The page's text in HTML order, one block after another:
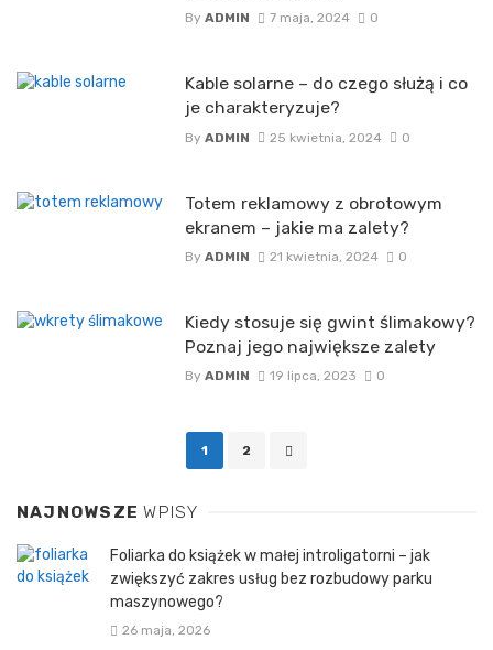
By ADMIN 7 maja, 2024 0
Kable solarne – do czego służą i co
je charakteryzuje?
By ADMIN 25 kwietnia, 2024 0
Totem reklamowy z obrotowym
ekranem – jakie ma zalety?
By ADMIN 21 kwietnia, 2024 0
Kiedy stosuje się gwint ślimakowy?
Poznaj jego największe zalety
By ADMIN 19 lipca, 2023 0
1 2
NAJNOWSZEWPISY
Foliarka do książek w małej introligatorni – jak
zwiększyć zakres usług bez rozbudowy parku
maszynowego?
26 maja, 2026